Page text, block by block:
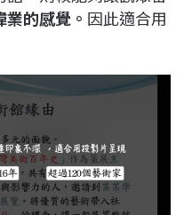
的感覺。 因此適合用